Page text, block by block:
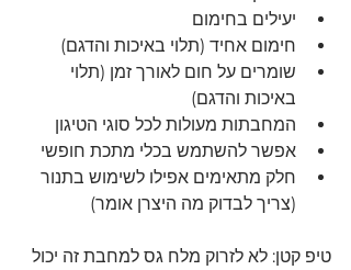
יעילים בחימום
חימום אחיד (תלוי באיכות והדגם)
שומרים על חום לאורך זמן (תלוי
באיכות והדגם)
המחבתות מעולות לכל סוגי הטיגון
אפשר להשתמש בכלי מתכת חופשי
חלק מתאימים אפילו לשימוש בתנור
(צריך לבדוק מה היצרן אומר)
טיפ קטן: לא לזרוק מלח גס למחבת זה יכול